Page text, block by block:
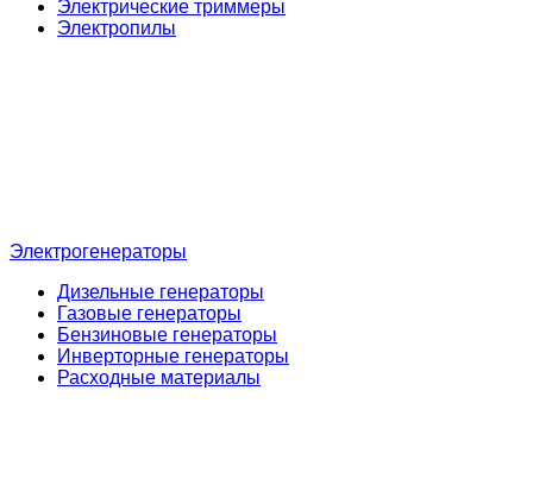
Электрические триммеры
Электропилы
Электрогенераторы
Дизельные генераторы
Газовые генераторы
Бензиновые генераторы
Инверторные генераторы
Расходные материалы